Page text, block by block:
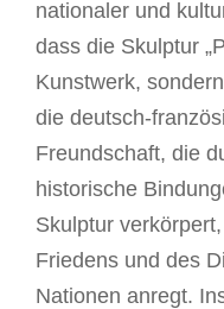
nationaler und
dass die Skulptur
Kunstwerk,
die deutsch-
Freundschaft, die
historische
Skulptur
Friedens und des
Nationen anregt.